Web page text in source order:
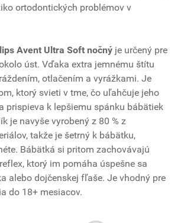
ortodontických problémov v
Avent Ultra Soft nočný je určený pre
úst. Vďaka extra jemnému štítu
otlačením a vyrážkami. Je
ktorý svieti v tme, čo uľahčuje jeho
prispieva k lepšiemu spánku bábätiek
je navyše vyrobený z 80 % z
takže je šetrný k bábätku,
Bábätká si pritom zachovávajú
ktorý im pomáha úspešne sa
alebo dojčenskej fľaše. Je vhodný pre
do 18+ mesiacov.